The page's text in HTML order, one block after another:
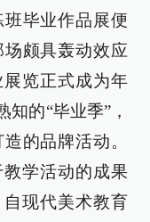
毕业作品展便
颇具轰动效应
览正式成为年
的“毕业季”，
的品牌活动。
学活动的成果
现代美术教育